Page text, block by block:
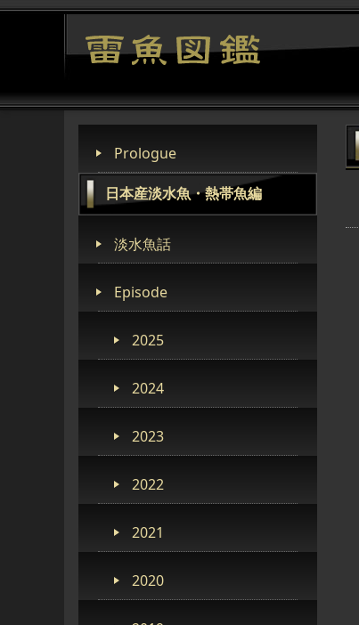
Prologue
日本産淡水魚・熱帯魚編
淡水魚話
Episode
2025
2024
2023
2022
2021
2020